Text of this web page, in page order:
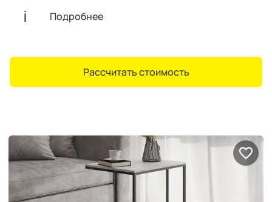
Галерея
интерьеров
Найдите своё
вдохновение
Подробнее
Рассчитать стоимость